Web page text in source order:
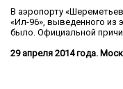
В аэропорту
«Ил-96», выведенного из
было. Официальной
29 апреля 2014 года.